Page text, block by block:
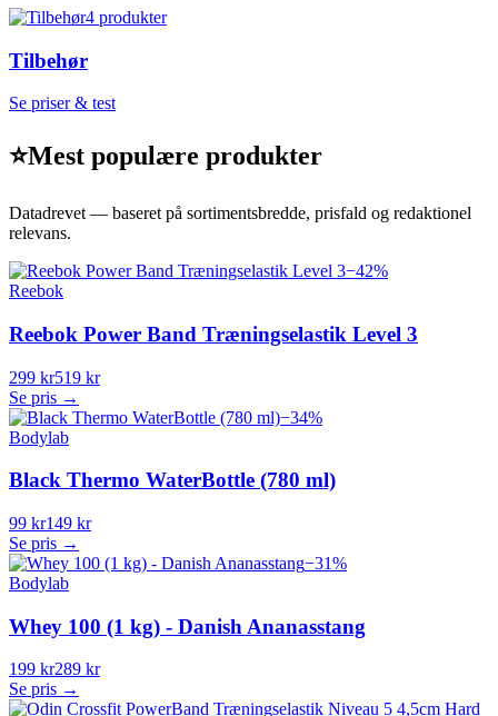
4 produkter
Tilbehør
Se priser & test
⭐Mest populære produkter
Datadrevet — baseret på sortimentsbredde, prisfald og redaktionel
relevans.
−42%
Reebok
Reebok Power Band Træningselastik Level 3
299 kr519 kr
Se pris →
−34%
Bodylab
Black Thermo WaterBottle (780 ml)
99 kr149 kr
Se pris →
−31%
Bodylab
Whey 100 (1 kg) - Danish Ananasstang
199 kr289 kr
Se pris →